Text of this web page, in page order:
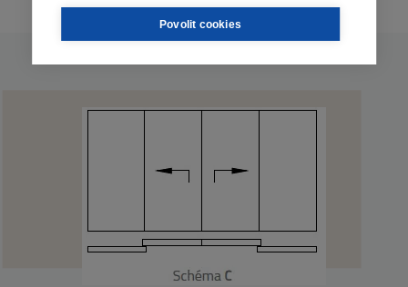
Povolit cookies